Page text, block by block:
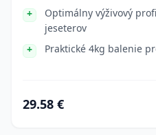
Optimálny výživový
jeseterov
Praktické 4kg balenie
29.58 €